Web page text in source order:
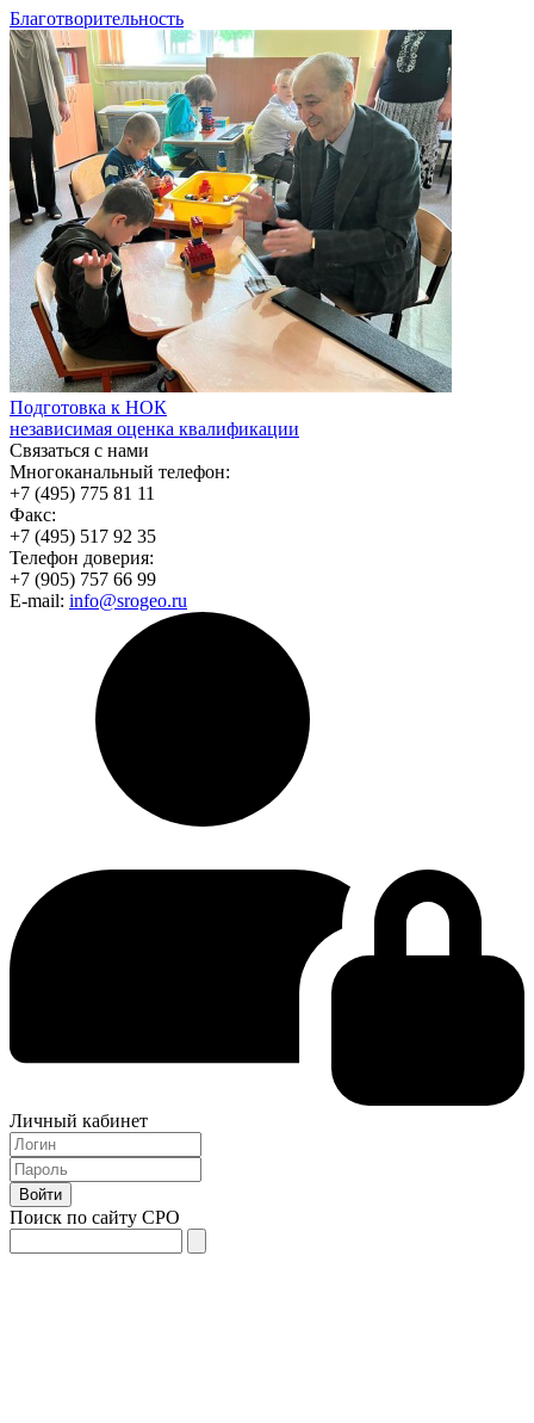
Благотворительность
Подготовка к НОК
независимая оценка квалификации
Связаться с нами
Многоканальный телефон:
+7 (495) 775 81 11
Факс:
+7 (495) 517 92 35
Телефон доверия:
+7 (905) 757 66 99
E-mail: info@srogeo.ru
Личный кабинет
Поиск по сайту СРО